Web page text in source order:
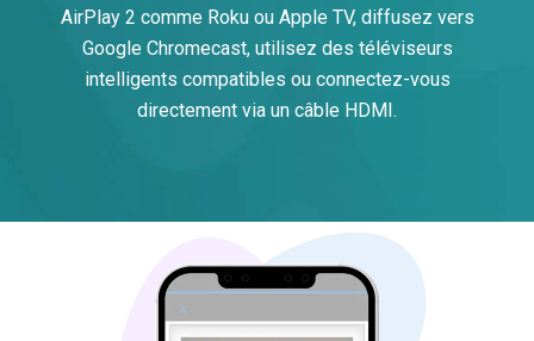
AirPlay 2 comme Roku ou Apple TV, diffusez vers
Google Chromecast, utilisez des téléviseurs
intelligents compatibles ou connectez-vous
directement via un câble HDMI.